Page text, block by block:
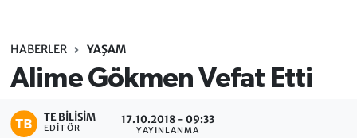
HABERLER YAŞAM
Alime Gökmen Vefat Etti
TE BILISIM
EDITÖR
17.10.2018 - 09:33
YAYINLANMA
Sinop Trafik Yoğunluk Haritası
Süper Lig Puan Durumu ve Fikstür
Tüm Manşetler